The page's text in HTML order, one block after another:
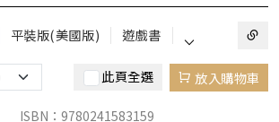
平裝版(美國版) 遊戲書 ⌵
此頁全選 放入購物車
ISBN：9780241583159